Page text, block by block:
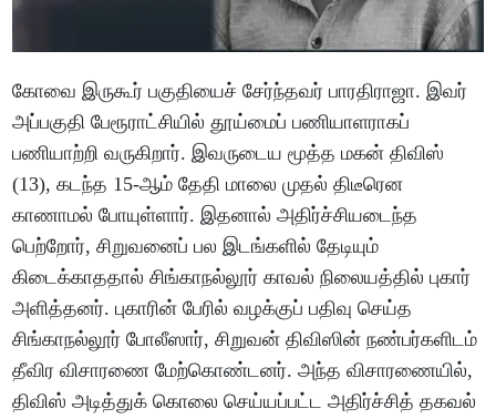
கோவை இருகூர் பகுதியைச் சேர்ந்தவர் பாரதிராஜா. இவர்
அப்பகுதி பேரூராட்சியில் தூய்மைப் பணியாளராகப்
பணியாற்றி வருகிறார். இவருடைய மூத்த மகன் திவிஸ்
(13), கடந்த 15-ஆம் தேதி மாலை முதல் திடீரென
காணாமல் போயுள்ளார். இதனால் அதிர்ச்சியடைந்த
பெற்றோர், சிறுவனைப் பல இடங்களில் தேடியும்
கிடைக்காததால் சிங்காநல்லூர் காவல் நிலையத்தில் புகார்
அளித்தனர். புகாரின் பேரில் வழக்குப் பதிவு செய்த
சிங்காநல்லூர் போலீஸார், சிறுவன் திவிஸின் நண்பர்களிடம்
தீவிர விசாரணை மேற்கொண்டனர். அந்த விசாரணையில்,
திவிஸ் அடித்துக் கொலை செய்யப்பட்ட அதிர்ச்சித் தகவல்